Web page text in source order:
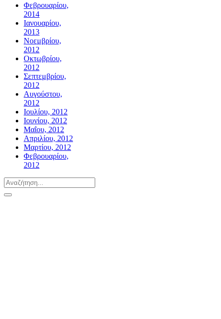
Φεβρουαρίου,
2014
Ιανουαρίου,
2013
Νοεμβρίου,
2012
Οκτωβρίου,
2012
Σεπτεμβρίου,
2012
Αυγούστου,
2012
Ιουλίου, 2012
Ιουνίου, 2012
Μαΐου, 2012
Απριλίου, 2012
Μαρτίου, 2012
Φεβρουαρίου,
2012